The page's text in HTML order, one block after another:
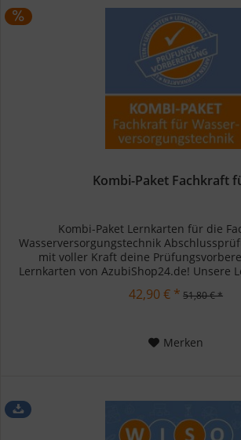
Kombi-Paket Fachkraft
Kombi-Paket Lernkarten für die
Wasserversorgungstechnik
mit voller Kraft deine
Lernkarten von AzubiShop24.de! Unsere
bewährten...
42,90 € * 51,80 € *
Merken